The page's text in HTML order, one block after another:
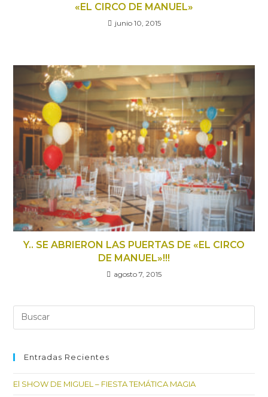
«EL CIRCO DE MANUEL»
junio 10, 2015
Y.. SE ABRIERON LAS PUERTAS DE «EL CIRCO
DE MANUEL»!!!
agosto 7, 2015
Entradas Recientes
El SHOW DE MIGUEL – FIESTA TEMÁTICA MAGIA